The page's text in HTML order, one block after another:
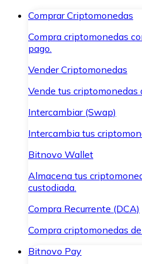
Comprar Criptomonedas
Compra criptomonedas
pago.
Vender Criptomonedas
Vende tus criptomonedas
Intercambiar (Swap)
Intercambia tus
Bitnovo Wallet
Almacena tus
custodiada.
Compra Recurrente (DCA)
Compra criptomonedas
Bitnovo Pay